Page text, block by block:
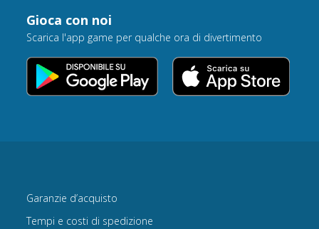
Gioca con noi
Scarica l'app game per qualche ora di divertimento
Garanzie d’acquisto
Tempi e costi di spedizione